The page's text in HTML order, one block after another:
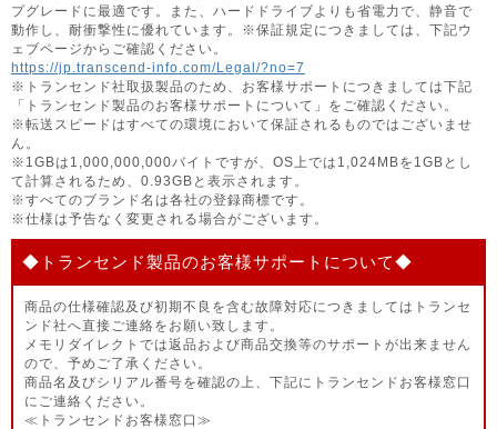
プグレードに最適です。また、ハードドライブよりも省電力で、静音で
動作し、耐衝撃性に優れています。※保証規定につきましては、下記ウ
ェブページからご確認ください。
https://jp.transcend-info.com/Legal/?no=7
※トランセンド社取扱製品のため、お客様サポートにつきましては下記
「トランセンド製品のお客様サポートについて」をご確認ください。
※転送スピードはすべての環境において保証されるものではございませ
ん。
※1GBは1,000,000,000バイトですが、OS上では1,024MBを1GBとし
て計算されるため、0.93GBと表示されます。
※すべてのブランド名は各社の登録商標です。
※仕様は予告なく変更される場合がございます。
◆トランセンド製品のお客様サポートについて◆
商品の仕様確認及び初期不良を含む故障対応につきましてはトランセ
ンド社へ直接ご連絡をお願い致します。
メモリダイレクトでは返品および商品交換等のサポートが出来ません
ので、予めご了承ください。
商品名及びシリアル番号を確認の上、下記にトランセンドお客様窓口
にご連絡ください。
≪トランセンドお客様窓口≫